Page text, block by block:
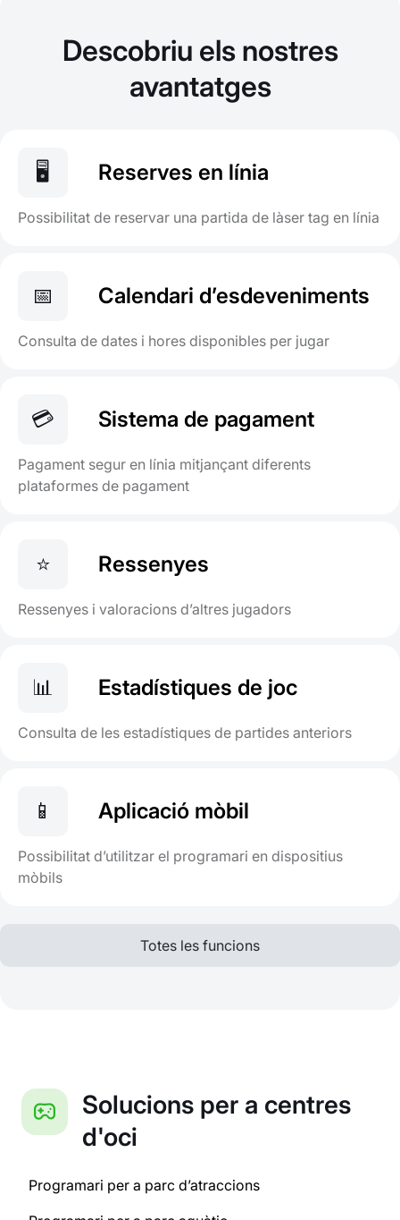
Descobriu els nostres
avantatges
🖥️ Reserves en línia
Possibilitat de reservar una partida de làser tag en línia
📅 Calendari d’esdeveniments
Consulta de dates i hores disponibles per jugar
💳 Sistema de pagament
Pagament segur en línia mitjançant diferents
plataformes de pagament
⭐ Ressenyes
Ressenyes i valoracions d’altres jugadors
📊 Estadístiques de joc
Consulta de les estadístiques de partides anteriors
📱 Aplicació mòbil
Possibilitat d’utilitzar el programari en dispositius
mòbils
Totes les funcions
Solucions per a centres
d'oci
Programari per a parc d’atraccions